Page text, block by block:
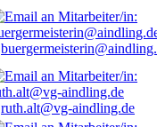
ruth.alt@vg-aindling.de